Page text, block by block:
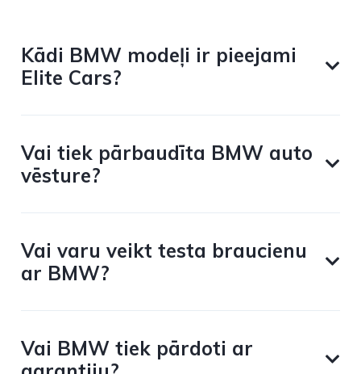
Kādi BMW modeļi ir pieejami
Elite Cars?
Vai tiek pārbaudīta BMW auto
vēsture?
Vai varu veikt testa braucienu
ar BMW?
Vai BMW tiek pārdoti ar